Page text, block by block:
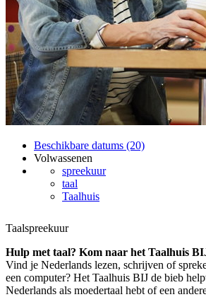
Beschikbare datums (20)
Volwassenen
spreekuur
taal
Taalhuis
Taalspreekuur
Hulp met taal? Kom naar het Taalhuis
Vind je Nederlands lezen, schrijven of
een computer? Het Taalhuis BIJ de bieb
Nederlands als moedertaal hebt of een